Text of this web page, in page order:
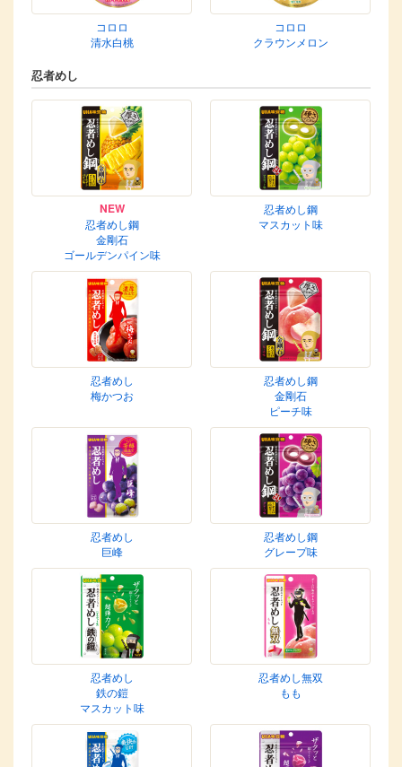
コロロ
清水白桃
コロロ
クラウンメロン
忍者めし
NEW
忍者めし鋼
金剛石
ゴールデンパイン味
忍者めし鋼
マスカット味
忍者めし
梅かつお
忍者めし鋼
金剛石
ピーチ味
忍者めし
巨峰
忍者めし鋼
グレープ味
忍者めし
鉄の鎧
マスカット味
忍者めし無双
もも